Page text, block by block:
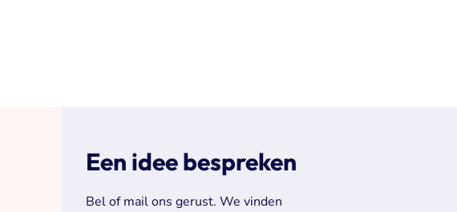
Een idee bespreken
Bel of mail ons gerust. We vinden